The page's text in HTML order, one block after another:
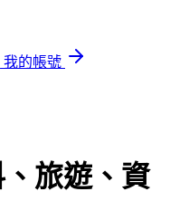
我的帳號
旅遊、資